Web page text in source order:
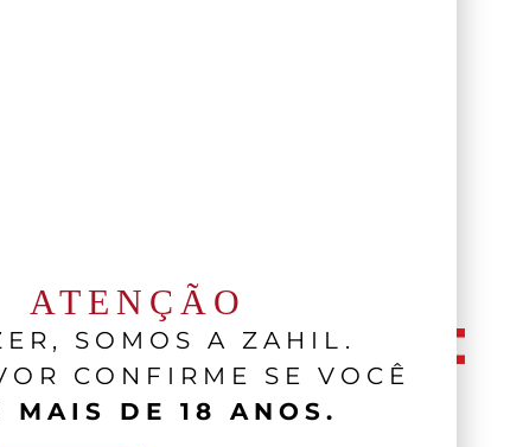
ATENÇÃO
SOMOS A ZAHIL.
CONFIRME SE VOCÊ
MAIS DE 18 ANOS.